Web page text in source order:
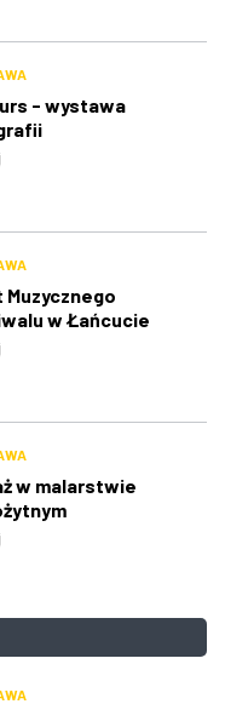
- wystawa
Muzycznego
w Łańcucie
w malarstwie